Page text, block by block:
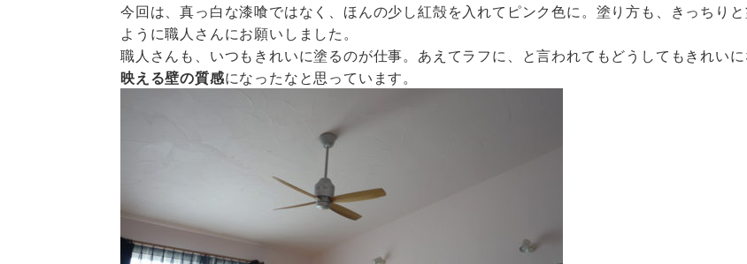
今回は、真っ白な漆喰ではなく、ほんの少し紅殻を入れてピンク色に。塗り方も、きっちり
ように職人さんにお願いしました。
職人さんも、いつもきれいに塗るのが仕事。あえてラフに、と言われてもどうしてもきれい
映える壁の質感になったなと思っています。